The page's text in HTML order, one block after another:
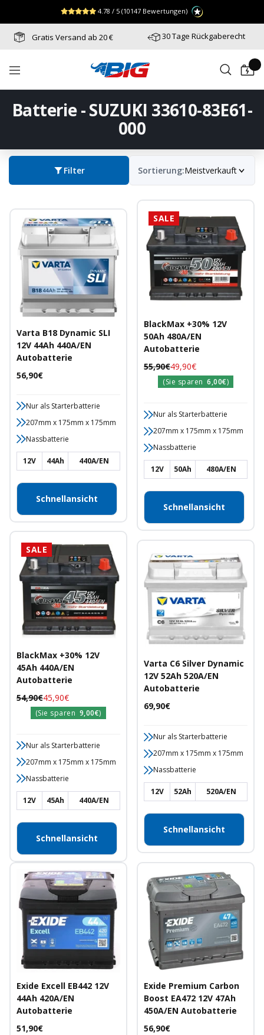
Zum Menü springen
Fußzeile springen
Barrierefreiheits-Widget öffnen
Inhalt
4.78 / 5 (10147 Bewertungen)
Gratis Versand ab 20 € 30 Tage Rückgaberecht
Navigation
Batterie-
Batterie - SUZUKI 33610-83E61-
000
Filter Sortierung:Meistverkauft
Varta B18 Dynamic SLI
12V 44Ah 440A/EN
Autobatterie
Angebotspreis
56,90€
Nur als Starterbatterie
207mm x 175mm x 175mm
Nassbatterie
12V 44Ah 440A/EN
Schnellansicht
SALE
BlackMax +30% 12V
50Ah 480A/EN
Autobatterie
Angebotspreis
49,90€
Regulärer
Preis
55,90€
(Sie sparen 6,00€)
Nur als Starterbatterie
207mm x 175mm x 175mm
Nassbatterie
12V 50Ah 480A/EN
Schnellansicht
SALE
BlackMax +30% 12V
45Ah 440A/EN
Autobatterie
Angebotspreis
45,90€
Regulärer
Preis
54,90€
(Sie sparen 9,00€)
Nur als Starterbatterie
207mm x 175mm x 175mm
Nassbatterie
12V 45Ah 440A/EN
Schnellansicht
Varta C6 Silver Dynamic
12V 52Ah 520A/EN
Autobatterie
Angebotspreis
69,90€
Nur als Starterbatterie
207mm x 175mm x 175mm
Nassbatterie
12V 52Ah 520A/EN
Schnellansicht
Exide Excell EB442 12V
44Ah 420A/EN
Autobatterie
Angebotspreis
51,90€
Exide Premium Carbon
Boost EA472 12V 47Ah
450A/EN Autobatterie
Angebotspreis
56,90€